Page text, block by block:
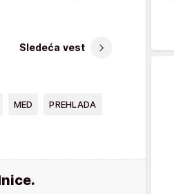
Sledeća vest
MED PREHLADA